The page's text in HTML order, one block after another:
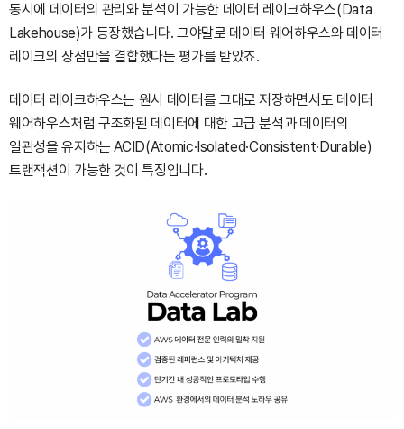
동시에 데이터의 관리와 분석이 가능한 데이터 레이크하우스(Data
Lakehouse)가 등장했습니다. 그야말로 데이터 웨어하우스와 데이터
레이크의 장점만을 결합했다는 평가를 받았죠.
데이터 레이크하우스는 원시 데이터를 그대로 저장하면서도 데이터
웨어하우스처럼 구조화된 데이터에 대한 고급 분석과 데이터의
일관성을 유지하는 ACID(Atomic·Isolated·Consistent·Durable)
트랜잭션이 가능한 것이 특징입니다.